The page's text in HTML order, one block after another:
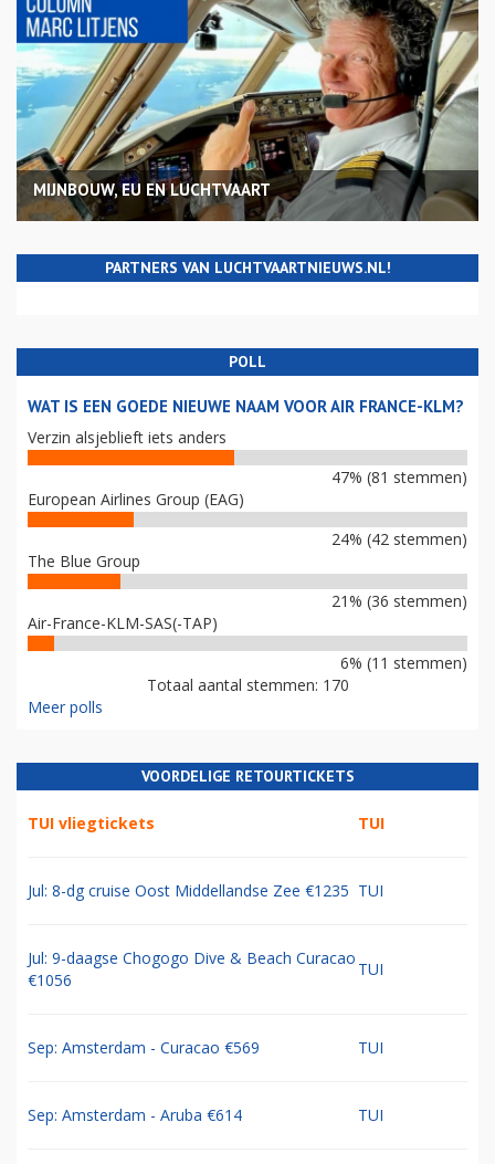
MIJNBOUW, EU EN LUCHTVAART
PARTNERS VAN LUCHTVAARTNIEUWS.NL!
POLL
WAT IS EEN GOEDE NIEUWE NAAM VOOR AIR FRANCE-KLM?
Verzin alsjeblieft iets anders
47% (81 stemmen)
European Airlines Group (EAG)
24% (42 stemmen)
The Blue Group
21% (36 stemmen)
Air-France-KLM-SAS(-TAP)
6% (11 stemmen)
Totaal aantal stemmen: 170
Meer polls
VOORDELIGE RETOURTICKETS
TUI vliegtickets TUI
Jul: 8-dg cruise Oost Middellandse Zee €1235 TUI
Jul: 9-daagse Chogogo Dive & Beach Curacao
€1056
TUI
Sep: Amsterdam - Curacao €569 TUI
Sep: Amsterdam - Aruba €614 TUI